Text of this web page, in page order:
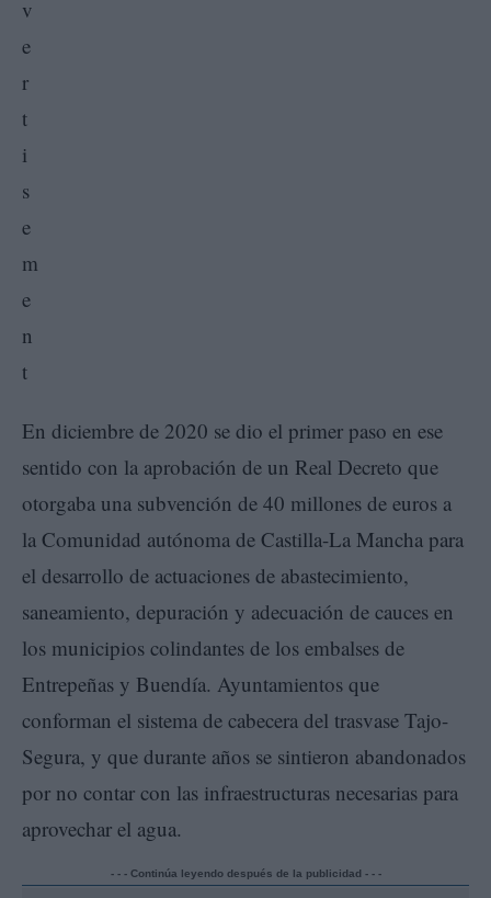
En diciembre de 2020 se dio el primer paso en ese
sentido con la aprobación de un Real Decreto que
otorgaba una subvención de 40 millones de euros a
la Comunidad autónoma de Castilla-La Mancha para
el desarrollo de actuaciones de abastecimiento,
saneamiento, depuración y adecuación de cauces en
los municipios colindantes de los embalses de
Entrepeñas y Buendía. Ayuntamientos que
conforman el sistema de cabecera del trasvase Tajo-
Segura, y que durante años se sintieron abandonados
por no contar con las infraestructuras necesarias para
aprovechar el agua.
- - - Continúa leyendo después de la publicidad - - -